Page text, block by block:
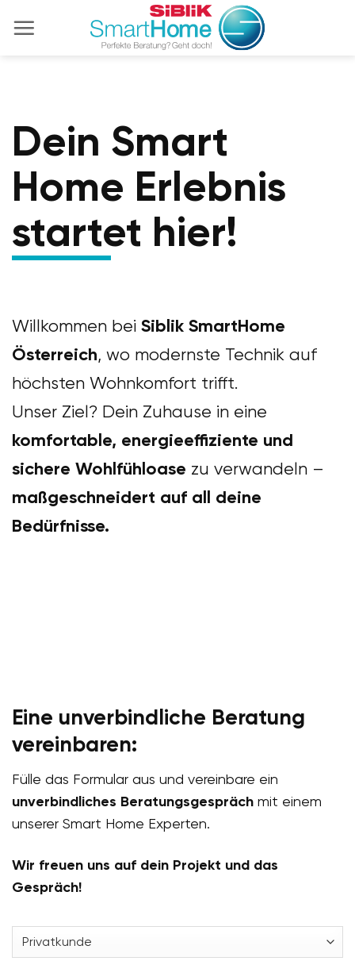
Inhalt
Dein Smart
Home Erlebnis
startet hier!
Willkommen bei Siblik SmartHome
Österreich, wo modernste Technik auf
höchsten Wohnkomfort trifft.
Unser Ziel? Dein Zuhause in eine
komfortable, energieeffiziente und
sichere Wohlfühloase zu verwandeln –
maßgeschneidert auf all deine
Bedürfnisse.
Eine unverbindliche Beratung
vereinbaren:
Fülle das Formular aus und vereinbare ein
unverbindliches Beratungsgespräch mit einem
unserer Smart Home Experten.
Wir freuen uns auf dein Projekt und das
Gespräch!